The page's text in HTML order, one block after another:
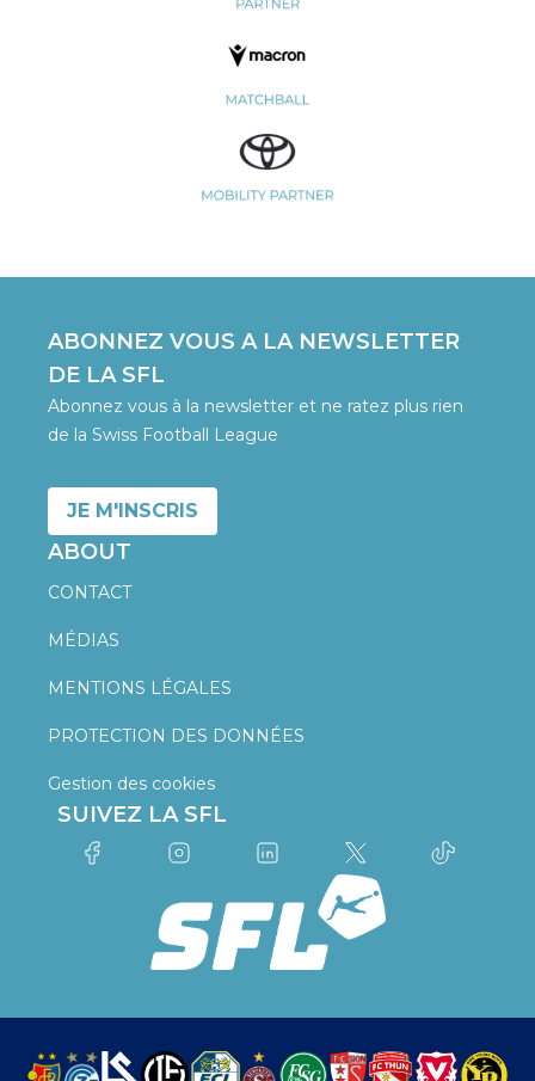
ABONNEZ VOUS A LA NEWSLETTER
DE LA SFL
Abonnez vous à la newsletter et ne ratez plus rien
de la Swiss Football League
JE M'INSCRIS
ABOUT
CONTACT
MÉDIAS
MENTIONS LÉGALES
PROTECTION DES DONNÉES
Gestion des cookies
SUIVEZ LA SFL